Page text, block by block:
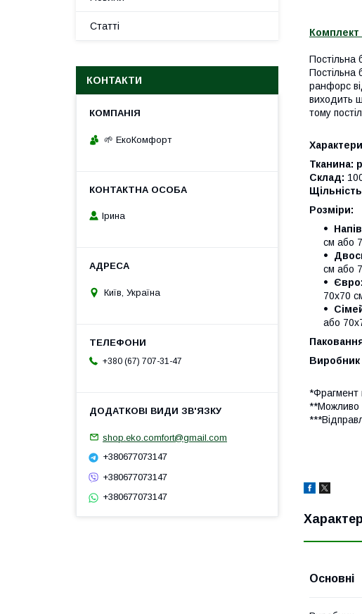
Комплект
Постільна
Постільна
ранфорс
виходить
тому
Тканина:
Склад:
Розміри:
см або
см або
Євро:
70х70
або
Виробник
*Фрагмент
**Можливо
Основні
Статті
КОНТАКТИ
🌱 ЕкоКомфорт
Ірина
Київ, Україна
+380 (67) 707-31-47
shop.eko.comfort@gmail.com
+380677073147
+380677073147
+380677073147